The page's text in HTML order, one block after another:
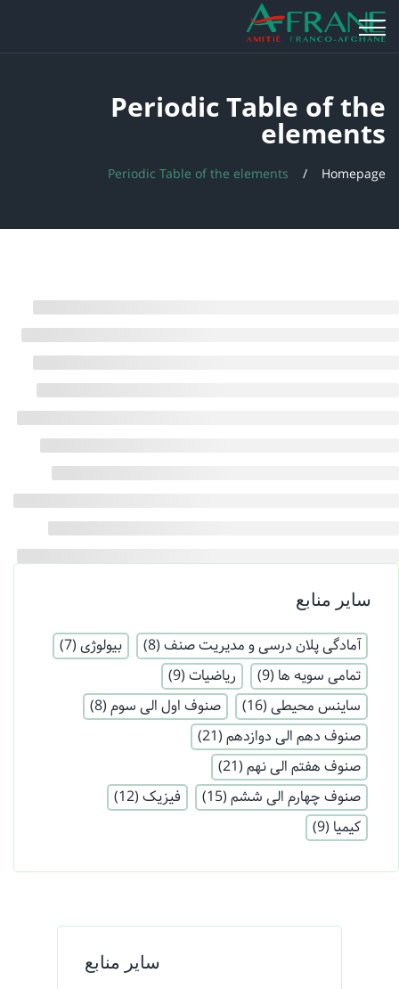
Periodic Table of the
elements
Homepage
Periodic Table of the elements
سایر منابع
آمادگی پلان درسی و مدیریت صنف (8) بیولوژی (7)
تمامی سویه ها (9) ریاضیات (9)
ساینس محیطی (16) صنوف اول الی سوم (8)
صنوف دهم الی دوازدهم (21)
صنوف هفتم الی نهم (21)
صنوف چهارم الی ششم (15) فیزیک (12)
کیمیا (9)
سایر منابع